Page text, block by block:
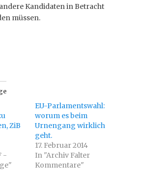
Kandidaten in Betracht
müssen.
ZiB
-
EU-Parlamentswahl:
worum es beim
Urnengang wirklich
geht.
17. Februar 2014
In "Archiv Falter
Kommentare"